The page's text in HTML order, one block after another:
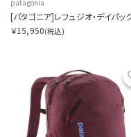
patagonia
[パタゴニア]レフュジオ・デイパッ
￥15,950(税込)